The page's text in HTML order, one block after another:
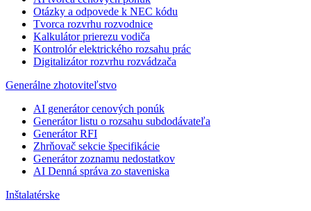
Otázky a odpovede k NEC kódu
Tvorca rozvrhu rozvodnice
Kalkulátor prierezu vodiča
Kontrolór elektrického rozsahu prác
Digitalizátor rozvrhu rozvádzača
Generálne zhotoviteľstvo
AI generátor cenových ponúk
Generátor listu o rozsahu subdodávateľa
Generátor RFI
Zhrňovač sekcie špecifikácie
Generátor zoznamu nedostatkov
AI Denná správa zo staveniska
Inštalatérske